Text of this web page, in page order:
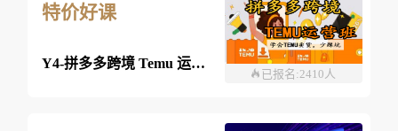
特价好课
Y4-拼多多跨境 Temu 运营班-26年08月08日（双师）
已报名:2410人